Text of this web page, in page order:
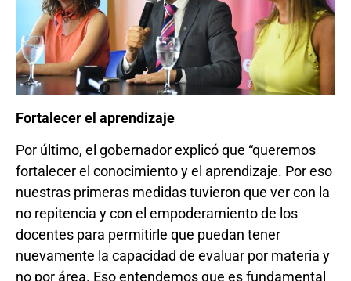
Fortalecer el aprendizaje
Por último, el gobernador explicó que “queremos
fortalecer el conocimiento y el aprendizaje. Por eso
nuestras primeras medidas tuvieron que ver con la
no repitencia y con el empoderamiento de los
docentes para permitirle que puedan tener
nuevamente la capacidad de evaluar por materia y
no por área. Eso entendemos que es fundamental